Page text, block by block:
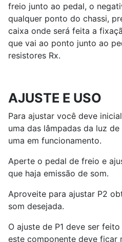
freio junto ao pedal, o
qualquer ponto do chassi,
caixa onde será feita a
que vai ao ponto junto ao
resistores Rx.
AJUSTE E USO
Para ajustar você deve
uma das lâmpadas da luz
uma em funcionamento.
Aperte o pedal de freio e
que haja emissão de som.
Aproveite para ajustar P2
som desejada.
O ajuste de P1 deve ser
este componente deve ficar